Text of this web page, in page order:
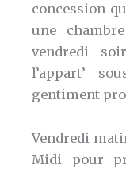
concession
une
vendredi
l’appart’
gentiment
Vendredi
Midi pour